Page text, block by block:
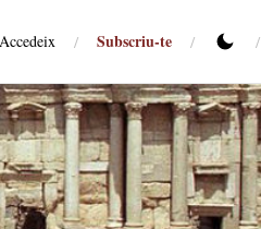
Accedeix / Subscriu-te / /